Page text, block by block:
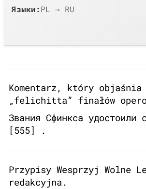
Языки:PL → RU
Komentarz, który objaśnia
„felichitta” finałów
Звания Сфинкса удостоили
[555] .
Przypisy Wesprzyj Wolne
redakcyjna.